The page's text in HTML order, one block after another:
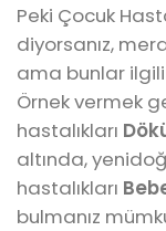
Peki Çocuk
diyorsanız,
ama bunlar ilgili
Örnek vermek
hastalıkları
altında,
hastalıkları
bulmanız